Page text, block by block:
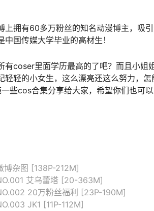
上拥有60多万粉丝的知名动漫博主，吸
中国传媒大学毕业的高材生！
有coser里面学历最高的了吧？而且小姐
轻轻的小女生，这么漂亮还这么努力，
些cos合集分享给大家，希望你们也可
博杂图 [138P-212M]
艾乌蕾塔 [20-363M]
20万粉丝福利 [23P-190M]
JK1 [11P-112M]